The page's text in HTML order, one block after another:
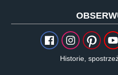
Historie,